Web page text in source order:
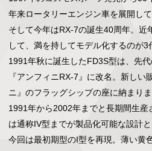
年来ロータリーエンジン車を展開して
そして今年はRX-7の誕生40周年。近
して、満を持してモデル化するのが3
1991年秋に誕生したFD3S型は、先
『アンフィニRX-7』に改名。新しい
ニ』のフラッグシップの座に納まりま
1991年から2002年までと長期間生
は通称IV型までが製品化可能な設計と
今回は最初期型のI型を再現。薄い黄